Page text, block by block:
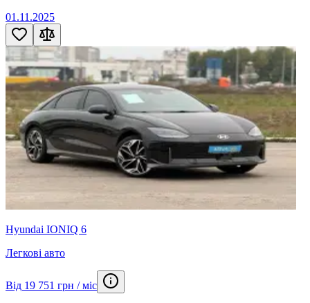
01.11.2025
Hyundai IONIQ 6
Легкові авто
Від 19 751 грн / міс